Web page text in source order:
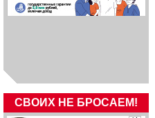
СВОИХ НЕ БРОСАЕМ!